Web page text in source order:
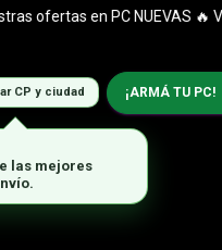
ofertas en PC NUEVAS 🔥
CP y ciudad ¡ARMÁ TU PC!